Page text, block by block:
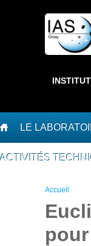
Interne ]
LE
ACTIVITÉS
Vous
Accueil